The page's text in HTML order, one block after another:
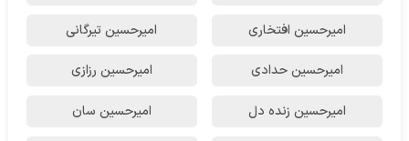
امیرحسین افتخاری امیرحسین تیرگانی
امیرحسین حدادی امیرحسین رزازی
امیرحسین زنده دل امیرحسین سان